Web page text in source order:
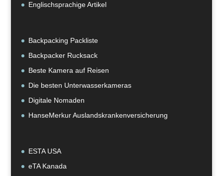
Englischsprachige Artikel
Backpacking Packliste
Backpacker Rucksack
Beste Kamera auf Reisen
Die besten Unterwasserkameras
Digitale Nomaden
HanseMerkur Auslandskrankenversicherung
ESTA USA
eTA Kanada